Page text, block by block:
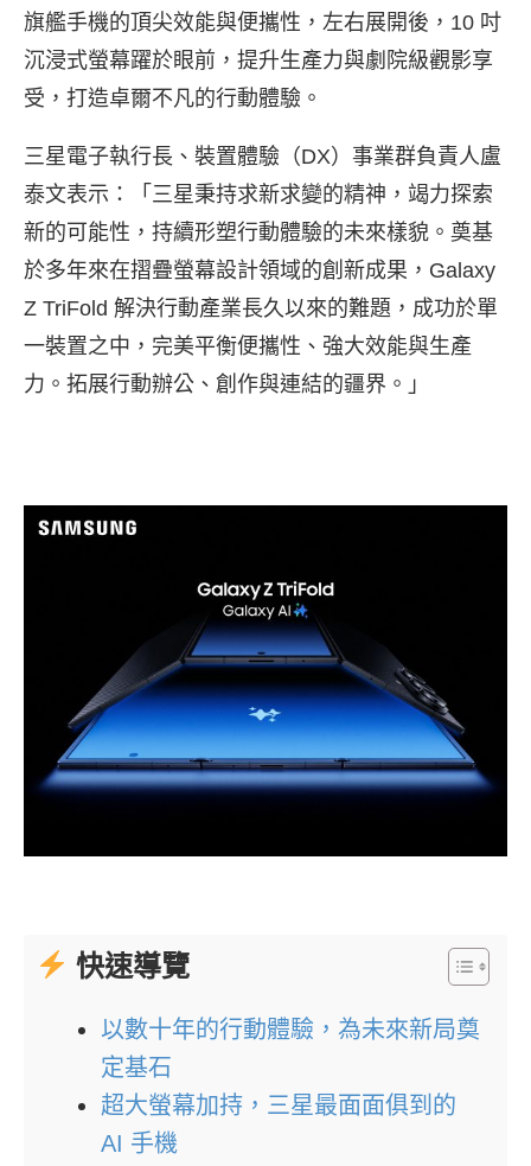
旗艦手機的頂尖效能與便攜性，左右展開後，10 吋
沉浸式螢幕躍於眼前，提升生產力與劇院級觀影享
受，打造卓爾不凡的行動體驗。
三星電子執行長、裝置體驗（DX）事業群負責人盧
泰文表示：「三星秉持求新求變的精神，竭力探索
新的可能性，持續形塑行動體驗的未來樣貌。奠基
於多年來在摺疊螢幕設計領域的創新成果，Galaxy
Z TriFold 解決行動產業長久以來的難題，成功於單
一裝置之中，完美平衡便攜性、強大效能與生產
力。拓展行動辦公、創作與連結的疆界。」
快速導覽
以數十年的行動體驗，為未來新局奠
定基石
超大螢幕加持，三星最面面俱到的
AI 手機